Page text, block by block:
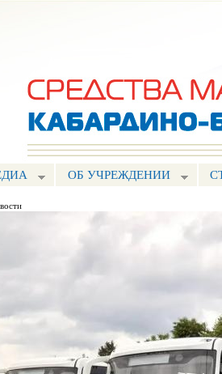
ОБ УЧРЕЖДЕНИИ